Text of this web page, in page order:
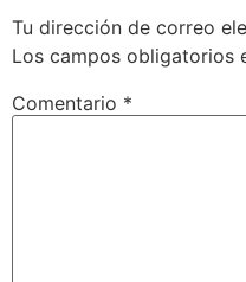
Tu dirección de correo
Los campos obligatorios
Comentario *